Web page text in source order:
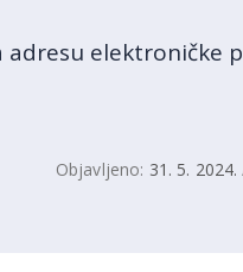
adresu elektroničke
Objavljeno: 31. 5. 2024.